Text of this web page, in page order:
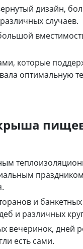
дизайн,
случаев.
которые
оптимальную
и
и различных
вечеринок, дней
есть сами.